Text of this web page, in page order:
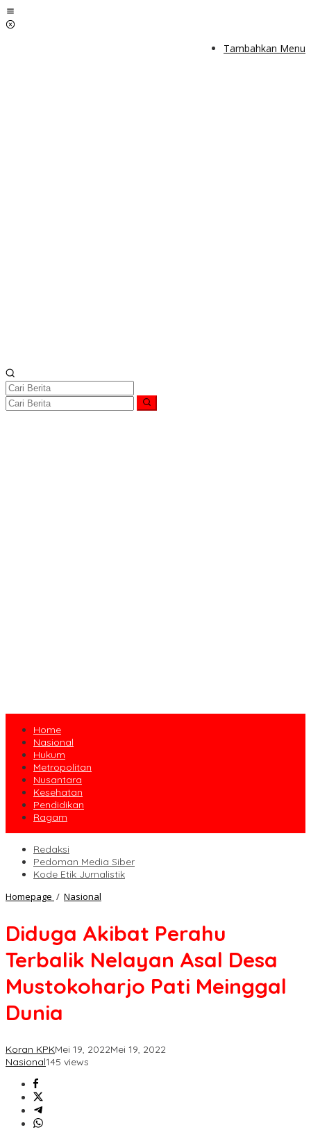
Lewati
ke
Tambahkan Menu
Home
Nasional
Hukum
Metropolitan
Nusantara
Kesehatan
Pendidikan
Ragam
Redaksi
Pedoman Media Siber
Kode Etik Jurnalistik
Homepage / Nasional
Terbalik
Asal
Desa
Mustokoharjo
Pati
Diduga Akibat Perahu
Terbalik Nelayan Asal Desa
Mustokoharjo Pati Meinggal
Dunia
Koran KPKMei 19, 2022Mei 19, 2022
Nasional145 views